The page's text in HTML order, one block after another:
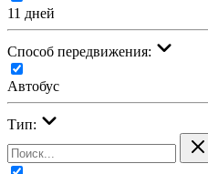
11 дней
Cпособ передвижения:
Автобус
Тип: